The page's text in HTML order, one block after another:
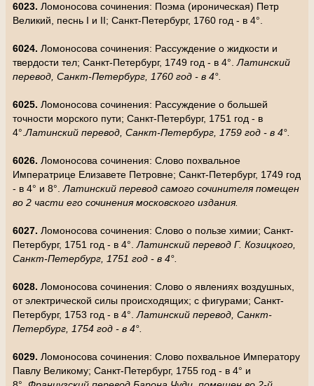
6023. Ломоносова сочинения: Поэма (ироническая) Петр
Великий, песнь I и II; Санкт-Петербург, 1760 год - в 4°.
6024. Ломоносова сочинения: Рассуждение о жидкости и
твердости тел; Санкт-Петербург, 1749 год - в 4°. Латинский
перевод, Санкт-Петербург, 1760 год - в 4°.
6025. Ломоносова сочинения: Рассуждение о большей
точности морского пути; Санкт-Петербург, 1751 год - в
4°. Латинский перевод, Санкт-Петербург, 1759 год - в 4°.
6026. Ломоносова сочинения: Слово похвальное
Императрице Елизавете Петровне; Санкт-Петербург, 1749 год
- в 4° и 8°. Латинский перевод самого сочинителя помещен
во 2 части его сочинения московского издания.
6027. Ломоносова сочинения: Слово о пользе химии; Санкт-
Петербург, 1751 год - в 4°. Латинский перевод Г. Козицкого,
Санкт-Петербург, 1751 год - в 4°.
6028. Ломоносова сочинения: Слово о явлениях воздушных,
от электрической силы происходящих; с фигурами; Санкт-
Петербург, 1753 год - в 4°. Латинский перевод, Санкт-
Петербург, 1754 год - в 4°.
6029. Ломоносова сочинения: Слово похвальное Императору
Павлу Великому; Санкт-Петербург, 1755 год - в 4° и